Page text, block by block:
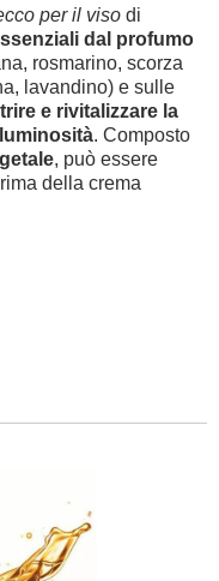
per il viso di
dal profumo
rosmarino, scorza
lavandino) e sulle
e rivitalizzare la
. Composto
, può essere
della crema